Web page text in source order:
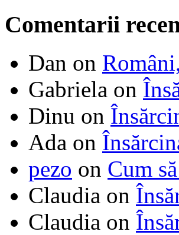
Comentarii
Dan on
Gabriela on
Dinu on
Ada on
pezo on Cum
Claudia on
Claudia on